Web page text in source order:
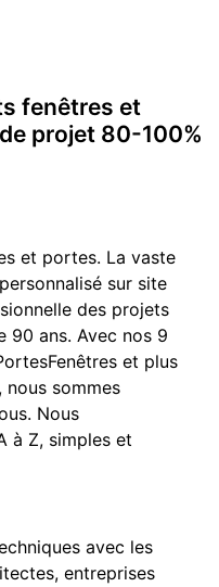
fenêtres et
projet 80-100%
et portes. La vaste
sur site
des projets
90 ans. Avec nos 9
et plus
sommes
Nous
à Z, simples et
avec les
entreprises